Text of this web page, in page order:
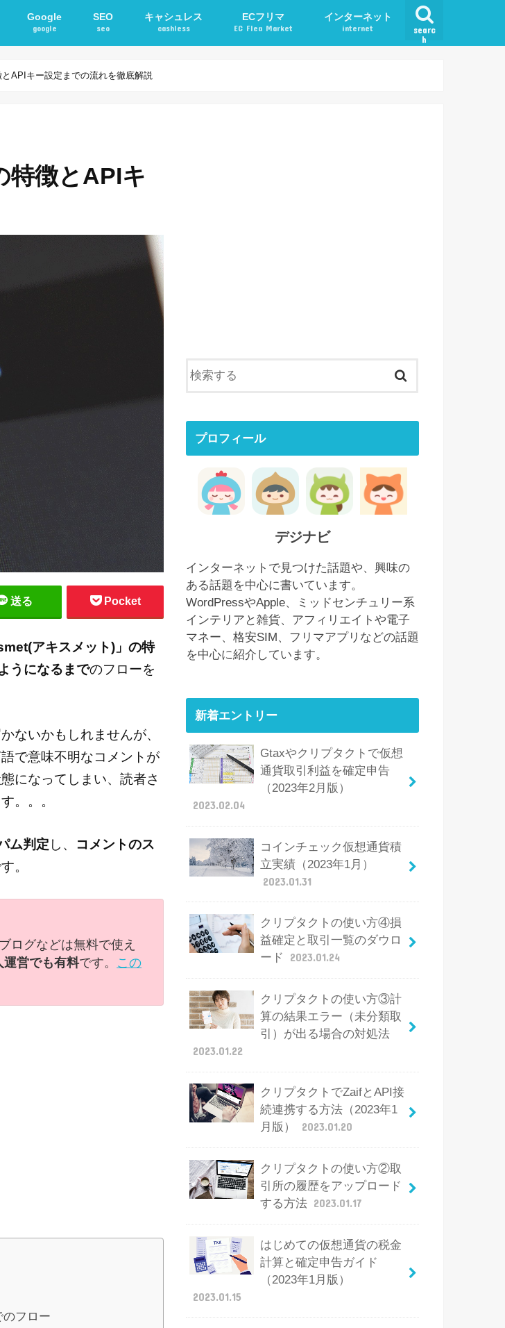
searc
h
Google
google
SEO
seo
キャシュレス
cashless
ECフリマ
EC Flea Market
インターネット
internet
APIキー設定までの流れを徹底解説
特徴とAPIキ
送る Pocket
アキスメット)」の特
うになるまでのフローを
ないかもしれませんが、
で意味不明なコメントが
になってしまい、読者さ
。。。
ム判定 し、 コメントのス
。
ログなどは無料で使え
運営でも有料です。 この
フロー
プロフィール
デジナビ
インターネットで見つけた話題や、興味の
ある話題を中心に書いています。
WordPressやApple、ミッドセンチュリー系
インテリアと雑貨、アフィリエイトや電子
マネー、格安SIM、フリマアプリなどの話題
を中心に紹介しています。
新着エントリー
Gtaxやクリプタクトで仮想
通貨取引利益を確定申告
（2023年2月版）
2023.02.04
コインチェック仮想通貨積
立実績（2023年1月）
2023.01.31
クリプタクトの使い方④損
益確定と取引一覧のダウロ
ード
2023.01.24
クリプタクトの使い方③計
算の結果エラー（未分類取
引）が出る場合の対処法
2023.01.22
クリプタクトでZaifとAPI接
続連携する方法（2023年1
月版）
2023.01.20
クリプタクトの使い方②取
引所の履歴をアップロード
する方法 2023.01.17
はじめての仮想通貨の税金
計算と確定申告ガイド
（2023年1月版）
2023.01.15